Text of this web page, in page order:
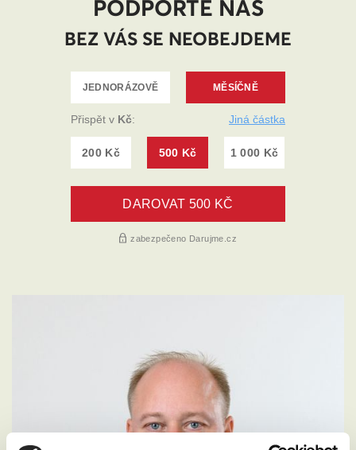
PODPOŘTE NÁS
BEZ VÁS SE NEOBEJDEME